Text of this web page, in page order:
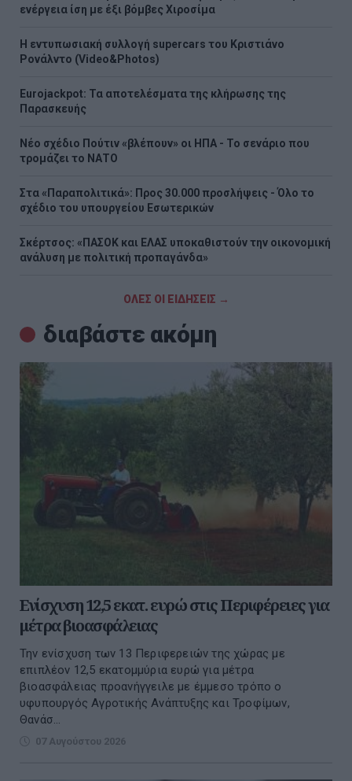
ενέργεια ίση με έξι βόμβες Χιροσίμα
H εντυπωσιακή συλλογή supercars του Κριστιάνο
Ρονάλντο (Video&Photos)
Eurojackpot: Τα αποτελέσματα της κλήρωσης της
Παρασκευής
Νέο σχέδιο Πούτιν «βλέπουν» οι ΗΠΑ - Το σενάριο που
τρομάζει το ΝΑΤΟ
Στα «Παραπολιτικά»: Προς 30.000 προσλήψεις - Όλο το
σχέδιο του υπουργείου Εσωτερικών
Σκέρτσος: «ΠΑΣΟΚ και ΕΛΑΣ υποκαθιστούν την οικονομική
ανάλυση με πολιτική προπαγάνδα»
ΟΛΕΣ ΟΙ ΕΙΔΗΣΕΙΣ →
διαβάστε ακόμη
Ενίσχυση 12,5 εκατ. ευρώ στις Περιφέρειες για
μέτρα βιοασφάλειας
Την ενίσχυση των 13 Περιφερειών της χώρας με
επιπλέον 12,5 εκατομμύρια ευρώ για μέτρα
βιοασφάλειας προανήγγειλε με έμμεσο τρόπο ο
υφυπουργός Αγροτικής Ανάπτυξης και Τροφίμων,
Θανάσ...
07 Αυγούστου 2026